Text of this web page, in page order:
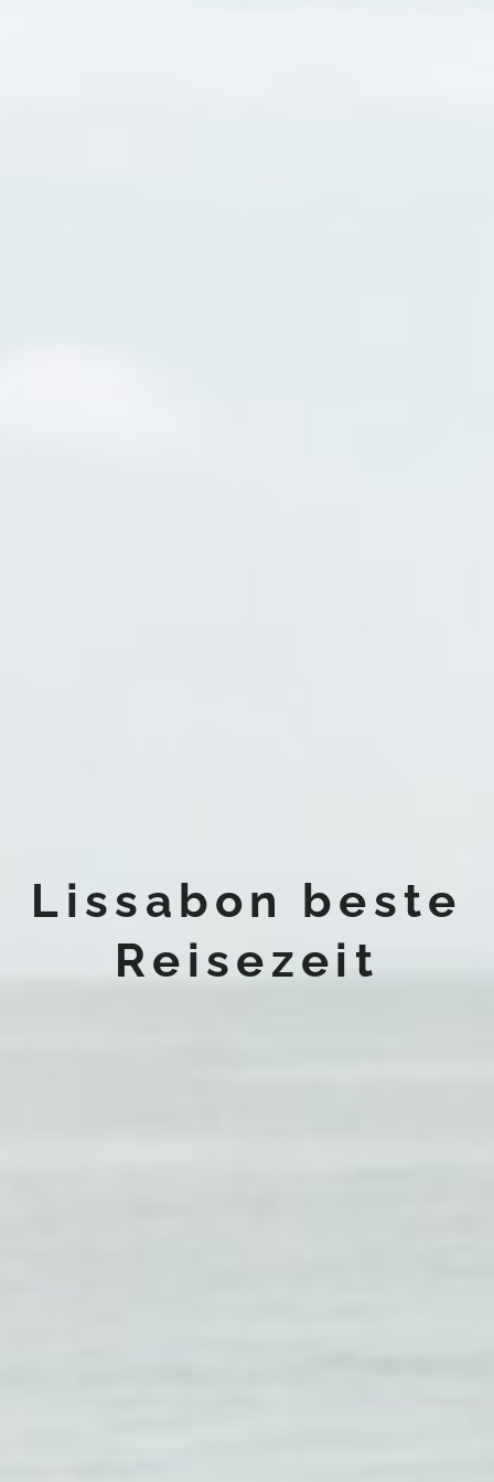
Lissabon beste
Reisezeit